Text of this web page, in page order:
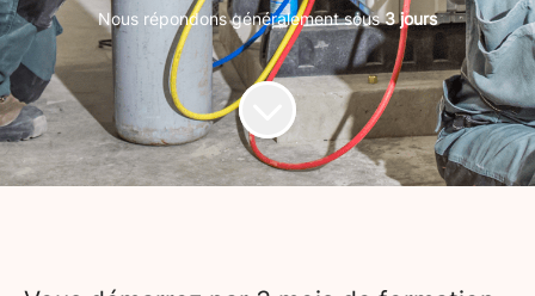
Nous répondons généralement sous3 jours